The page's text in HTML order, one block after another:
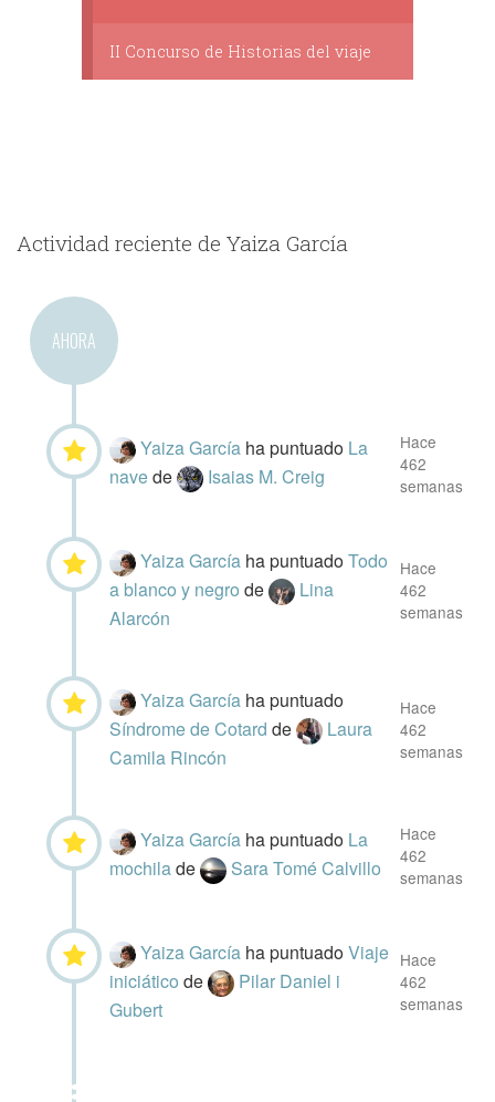
II Concurso de Historias del viaje
Actividad reciente de Yaiza García
AHORA
Yaiza García ha puntuado La
navede Isaias M. Creig
Hace
462
semanas
Yaiza García ha puntuadoTodo
a blanco y negrode
Lina
Alarcón
Hace
462
semanas
Yaiza García ha puntuado
Síndrome de Cotardde
Laura
Camila Rincón
Hace
462
semanas
Yaiza García ha puntuado La
mochilade Sara Tomé Calvillo
Hace
462
semanas
Yaiza García ha puntuadoViaje
iniciáticode
Pilar Daniel i
Gubert
Hace
462
semanas